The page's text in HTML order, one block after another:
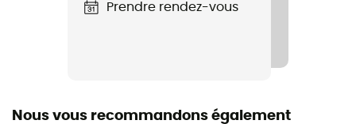
Prendre rendez-vous
Nous vous recommandons également